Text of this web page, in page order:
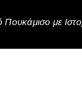
Πουκάμισο με